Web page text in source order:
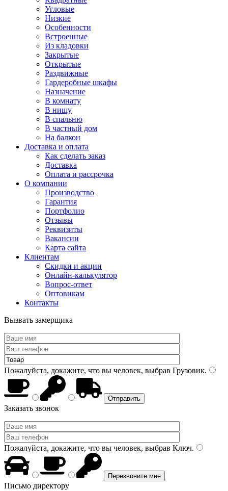
Угловые
Низкие
Особенности
Встроенные
Из кладовки
Закрытые
Открытые
Раздвижные
Гардеробные шкафы
Назначение
В комнату
В нишу
В спальню
В частный дом
На балкон
Доставка и оплата
Как сделать заказ
Доставка
Оплата и рассрочка
О компании
Производство
Гарантия
Портфолио
Отзывы
Реквизиты
Вакансии
Карта сайта
Клиентам
Скидки и акции
Онлайн-калькулятор
Вопрос-ответ
Оптовикам
Контакты
Вызвать замерщика
Пожалуйста, докажите, что вы человек, выбрав Грузовик.
Заказать звонок
Пожалуйста, докажите, что вы человек, выбрав Ключ.
Письмо директору